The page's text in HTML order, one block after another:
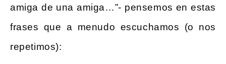
amiga de una amiga…”- pensemos en estas
frases que a menudo escuchamos (o nos
repetimos):